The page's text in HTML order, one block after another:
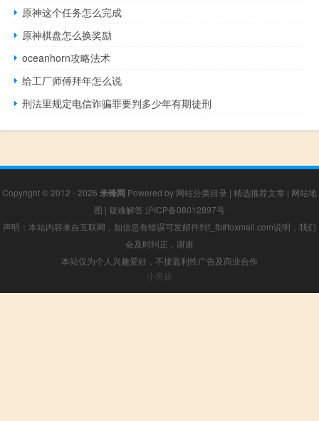
原神这个任务怎么完成
原神棋盘怎么换奖励
oceanhorn攻略法术
给工厂师傅拜年怎么说
刑法里规定电信诈骗罪要判多少年有期徒刑
Copyright © 2012 - 2026 米锋网 Powered by 网站分类目录 | 精选推荐文章 | 网站地
图 | 疑难解答 沪ICP备08012897号
声明：本站内容来自互联网，如信息有错误可发邮件到f_fb#foxmail.com说明，我们
会及时纠正，谢谢
本站仅为个人兴趣爱好，不接盈利性广告及商业合作
小男孩